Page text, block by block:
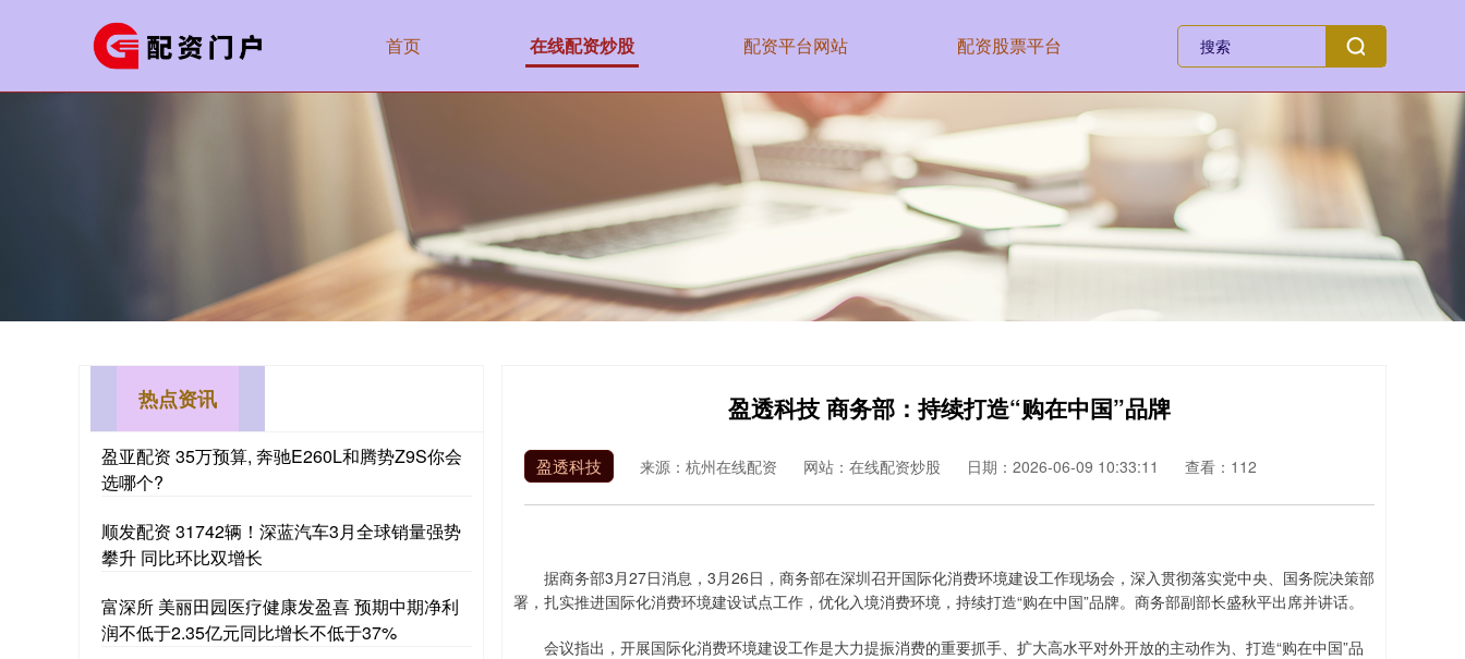
首页 在线配资炒股 配资平台网站 配资股票平台
盈透科技 商务部：持续打造“购在中国”品牌
盈透科技 来源：杭州在线配资 网站：在线配资炒股 日期：2026-06-09 10:33:11 查看：112
据商务部3月27日消息，3月26日，商务部在深圳召开国际化消费环境建设工作现场会，深入贯彻落实党中央、国务院决策部
署，扎实推进国际化消费环境建设试点工作，优化入境消费环境，持续打造“购在中国”品牌。商务部副部长盛秋平出席并讲话。
会议指出，开展国际化消费环境建设工作是大力提振消费的重要抓手、扩大高水平对外开放的主动作为、打造“购在中国”品
热点资讯
盈亚配资 35万预算, 奔驰E260L和腾势Z9S你会
选哪个?
顺发配资 31742辆！深蓝汽车3月全球销量强势
攀升 同比环比双增长
富深所 美丽田园医疗健康发盈喜 预期中期净利
润不低于2.35亿元同比增长不低于37%